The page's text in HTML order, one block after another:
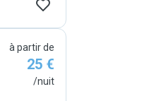
à partir de
25 €
/nuit